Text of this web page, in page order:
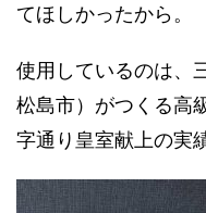
てほしかったから。
使用しているのは、
松島市）がつくる高
字通り皇室献上の実